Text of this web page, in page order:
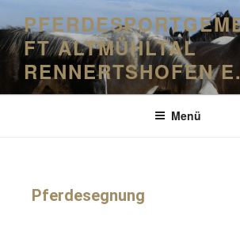
FT ALTMÜHLTAL
RENNERTSHOFEN
Menü
Pferdesegnung